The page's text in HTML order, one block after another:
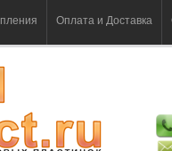
Оплата и Доставка